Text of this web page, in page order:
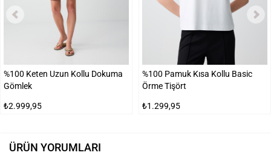
%100 Keten Uzun Kollu Dokuma
Gömlek
₺2.999,95
%100 Pamuk Kısa Kollu Basic
Örme Tişört
₺1.299,95
ÜRÜN YORUMLARI